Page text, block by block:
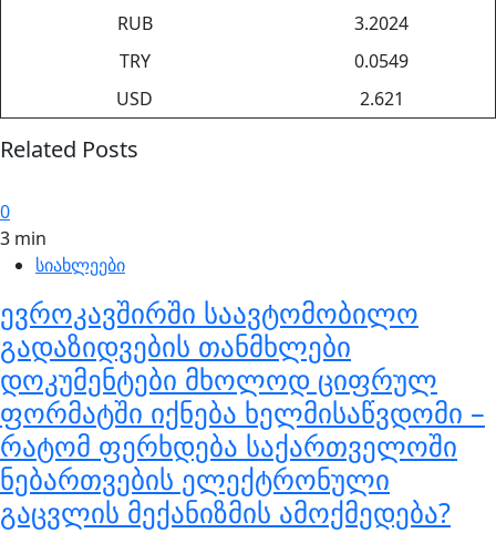
RUB
3.2024
TRY
0.0549
USD
2.621
Related Posts
0
3 min
სიახლეები
ევროკავშირში საავტომობილო
გადაზიდვების თანმხლები
დოკუმენტები მხოლოდ ციფრულ
ფორმატში იქნება ხელმისაწვდომი –
რატომ ფერხდება საქართველოში
ნებართვების ელექტრონული
გაცვლის მექანიზმის ამოქმედება?